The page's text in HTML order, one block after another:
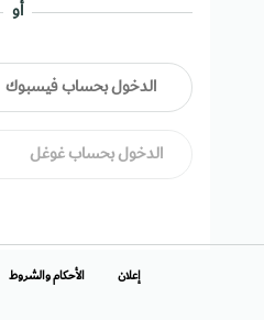
أو
الدخول بحساب فيسبوك
الدخول بحساب غوغل
إعلان الأحكام والشروط